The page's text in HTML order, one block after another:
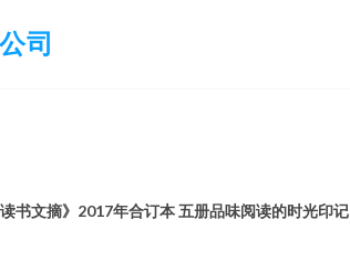
司
读书文摘》2017年合订本 五册品味阅读的时光印记